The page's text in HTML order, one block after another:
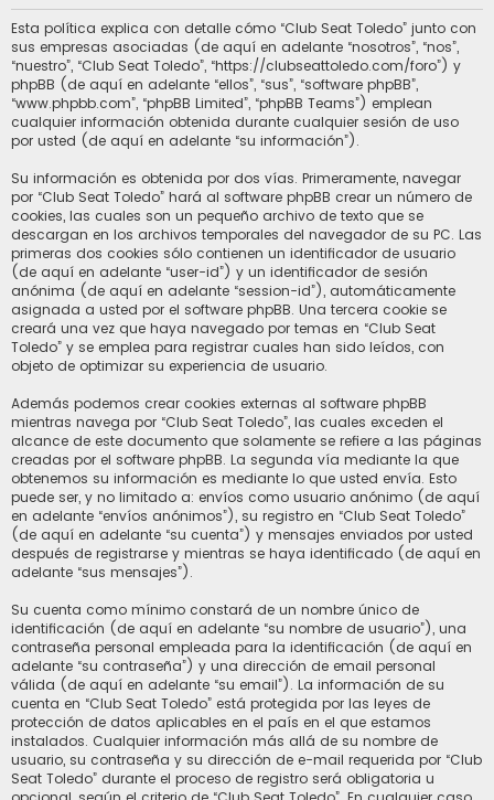
Esta política explica con detalle cómo “Club Seat Toledo” junto con
sus empresas asociadas (de aquí en adelante “nosotros”, “nos”,
“nuestro”, “Club Seat Toledo”, “https://clubseattoledo.com/foro”) y
phpBB (de aquí en adelante “ellos”, “sus”, “software phpBB”,
“www.phpbb.com”, “phpBB Limited”, “phpBB Teams”) emplean
cualquier información obtenida durante cualquier sesión de uso
por usted (de aquí en adelante “su información”).
Su información es obtenida por dos vías. Primeramente, navegar
por “Club Seat Toledo” hará al software phpBB crear un número de
cookies, las cuales son un pequeño archivo de texto que se
descargan en los archivos temporales del navegador de su PC. Las
primeras dos cookies sólo contienen un identificador de usuario
(de aquí en adelante “user-id”) y un identificador de sesión
anónima (de aquí en adelante “session-id”), automáticamente
asignada a usted por el software phpBB. Una tercera cookie se
creará una vez que haya navegado por temas en “Club Seat
Toledo” y se emplea para registrar cuales han sido leídos, con
objeto de optimizar su experiencia de usuario.
Además podemos crear cookies externas al software phpBB
mientras navega por “Club Seat Toledo”, las cuales exceden el
alcance de este documento que solamente se refiere a las páginas
creadas por el software phpBB. La segunda vía mediante la que
obtenemos su información es mediante lo que usted envía. Esto
puede ser, y no limitado a: envíos como usuario anónimo (de aquí
en adelante “envíos anónimos”), su registro en “Club Seat Toledo”
(de aquí en adelante “su cuenta”) y mensajes enviados por usted
después de registrarse y mientras se haya identificado (de aquí en
adelante “sus mensajes”).
Su cuenta como mínimo constará de un nombre único de
identificación (de aquí en adelante “su nombre de usuario”), una
contraseña personal empleada para la identificación (de aquí en
adelante “su contraseña”) y una dirección de email personal
válida (de aquí en adelante “su email”). La información de su
cuenta en “Club Seat Toledo” está protegida por las leyes de
protección de datos aplicables en el país en el que estamos
instalados. Cualquier información más allá de su nombre de
usuario, su contraseña y su dirección de e-mail requerida por “Club
Seat Toledo” durante el proceso de registro será obligatoria u